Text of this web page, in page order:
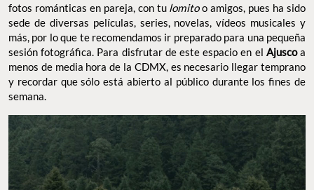
fotos románticas en pareja, con tu lomitoo amigos, pues ha sido
sede de diversas películas, series, novelas, vídeos musicales y
más, por lo que te recomendamos ir preparado para una pequeña
sesión fotográfica. Para disfrutar de este espacio en el Ajuscoa
menos de media hora de la CDMX, es necesario llegar temprano
y recordar que sólo está abierto al público durante los fines de
semana.